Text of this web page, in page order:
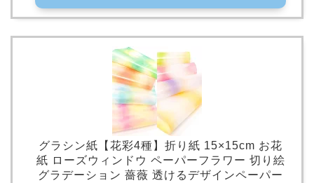
グラシン紙【花彩4種】折り紙 15×15cm お花
紙 ローズウィンドウ ペーパーフラワー 切り絵
グラデーション 薔薇 透けるデザインペーパー